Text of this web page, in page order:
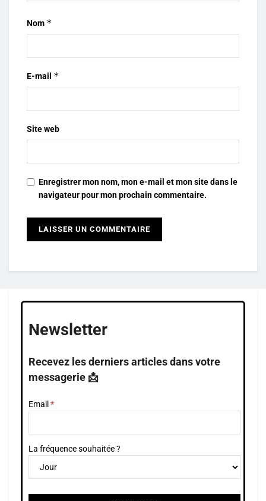
Nom *
E-mail *
Site web
Enregistrer mon nom, mon e-mail et mon site dans le
navigateur pour mon prochain commentaire.
Newsletter
Recevez les derniers articles dans votre
messagerie 📩
Email
La fréquence souhaitée ?